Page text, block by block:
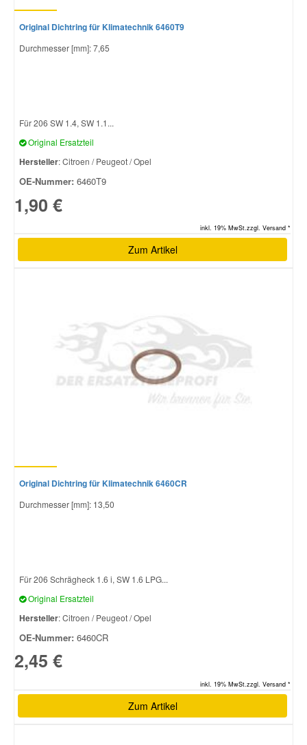
Original Dichtring für Klimatechnik 6460T9
Durchmesser [mm]: 7,65
Für 206 SW 1.4, SW 1.1...
Original Ersatzteil
Hersteller: Citroen / Peugeot / Opel
OE-Nummer: 6460T9
1,90 €
inkl. 19% MwSt.zzgl. Versand *
Zum Artikel
Original Dichtring für Klimatechnik 6460CR
Durchmesser [mm]: 13,50
Für 206 Schrägheck 1.6 i, SW 1.6 LPG...
Original Ersatzteil
Hersteller: Citroen / Peugeot / Opel
OE-Nummer: 6460CR
2,45 €
inkl. 19% MwSt.zzgl. Versand *
Zum Artikel